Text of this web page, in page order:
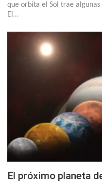
que orbita el Sol trae
El…
El próximo planeta